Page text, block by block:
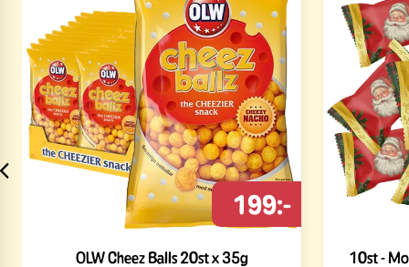
OLW Cheez Balls 20st x 35g
199:-
10st -